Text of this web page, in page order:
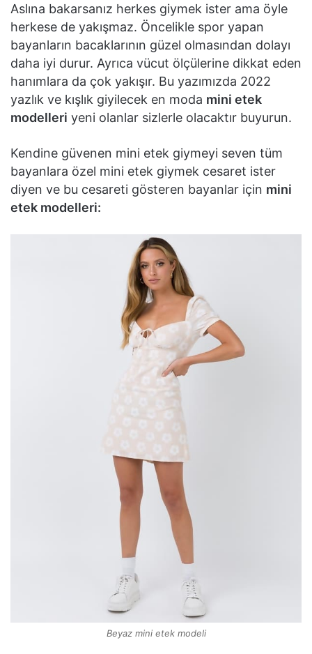
Aslına bakarsanız herkes giymek ister ama öyle
herkese de yakışmaz. Öncelikle spor yapan
bayanların bacaklarının güzel olmasından dolayı
daha iyi durur. Ayrıca vücut ölçülerine dikkat eden
hanımlara da çok yakışır. Bu yazımızda 2022
yazlık ve kışlık giyilecek en moda mini etek
modelleri yeni olanlar sizlerle olacaktır buyurun.
Kendine güvenen mini etek giymeyi seven tüm
bayanlara özel mini etek giymek cesaret ister
diyen ve bu cesareti gösteren bayanlar için mini
etek modelleri:
Beyaz mini etek modeli